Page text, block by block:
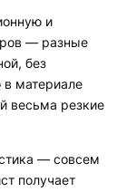
и
— разные
без
в материале
весьма резкие
— совсем
получает